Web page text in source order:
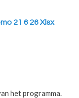
21 6 26 Xlsx
het programma.